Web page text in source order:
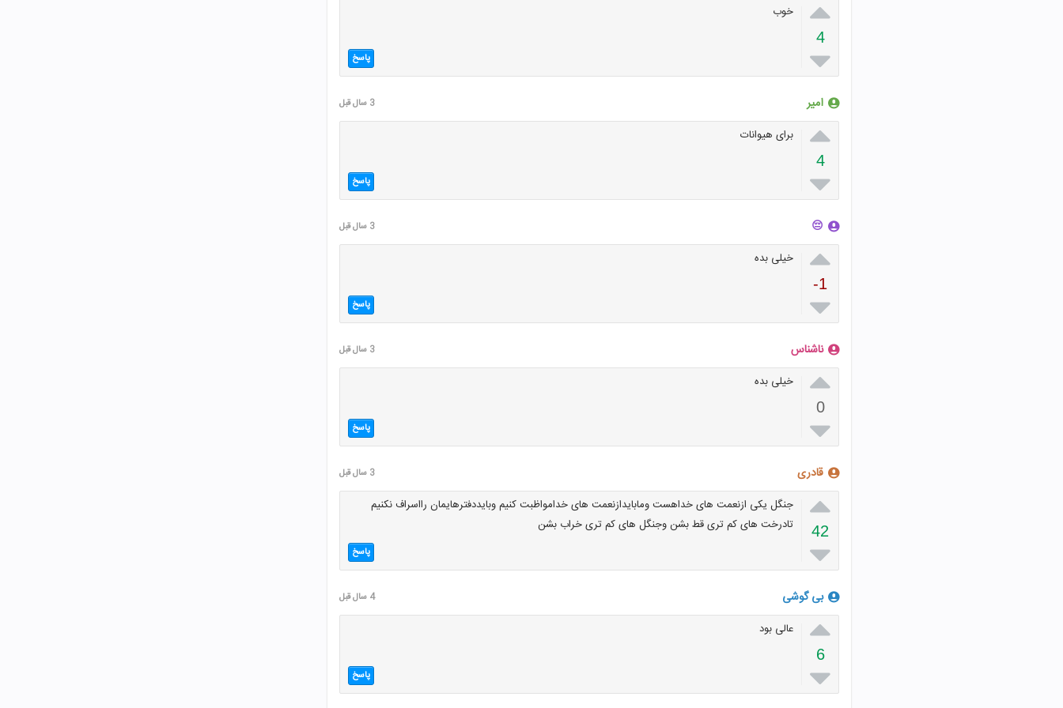

4

خوب
پاسخ
امیر 3 سال قبل

4

برای هیوانات
پاسخ
😔 3 سال قبل

-1

خیلی بده
پاسخ
ناشناس 3 سال قبل

0

خیلی بده
پاسخ
قادری 3 سال قبل

42

جنگل یکی ازنعمت های خداهست ومابایدازنعمت های خدامواظبت کنیم وبایددفترهایمان رااسراف نکنیم
تادرخت های کم تری قط بشن وجنگل های کم تری خراب بشن
پاسخ
بی گوشی 4 سال قبل

6

عالی بود
پاسخ